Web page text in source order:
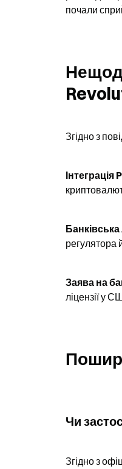
почали
Згідно з
Інтеграція
Банківська
регулятора
Заява на
ліцензії у
Чи
Згідно з